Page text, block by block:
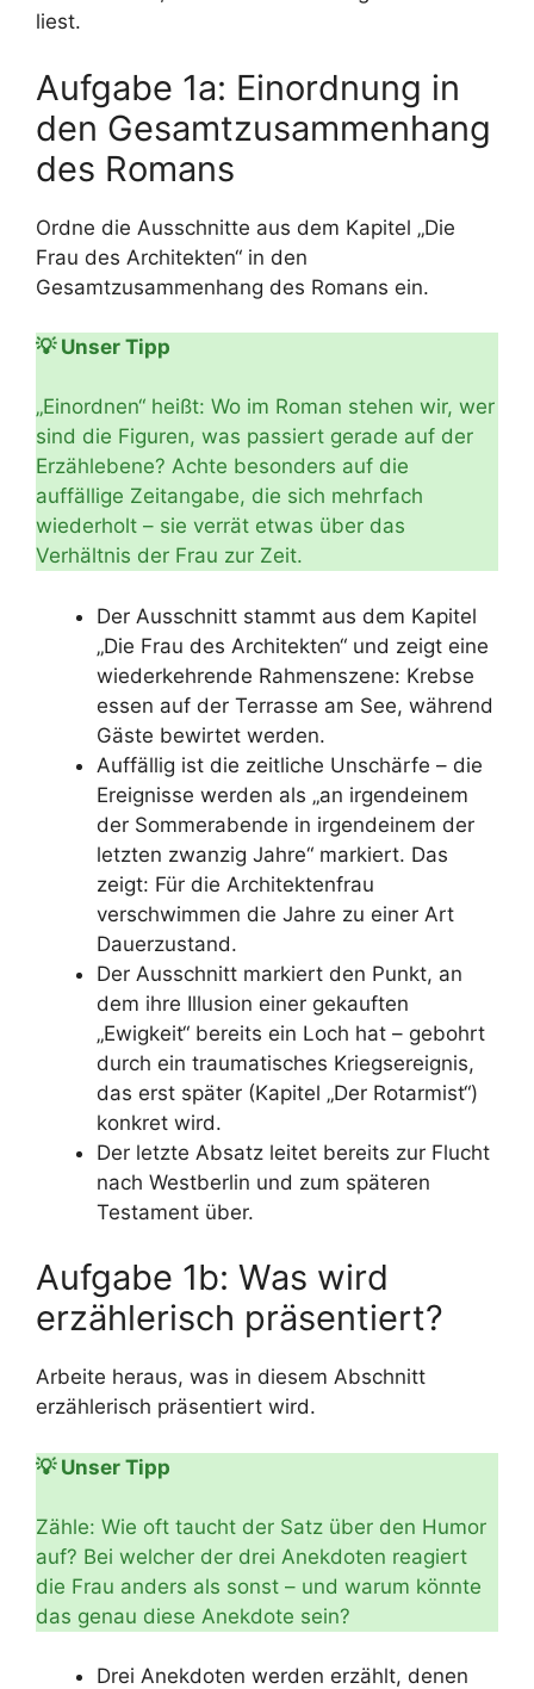
liest.
Aufgabe 1a: Einordnung in
den Gesamtzusammenhang
des Romans
Ordne die Ausschnitte aus dem Kapitel „Die
Frau des Architekten“ in den
Gesamtzusammenhang des Romans ein.
💡 Unser Tipp
„Einordnen“ heißt: Wo im Roman stehen wir, wer
sind die Figuren, was passiert gerade auf der
Erzählebene? Achte besonders auf die
auffällige Zeitangabe, die sich mehrfach
wiederholt – sie verrät etwas über das
Verhältnis der Frau zur Zeit.
Der Ausschnitt stammt aus dem Kapitel
„Die Frau des Architekten“ und zeigt eine
wiederkehrende Rahmenszene: Krebse
essen auf der Terrasse am See, während
Gäste bewirtet werden.
Auffällig ist die zeitliche Unschärfe – die
Ereignisse werden als „an irgendeinem
der Sommerabende in irgendeinem der
letzten zwanzig Jahre“ markiert. Das
zeigt: Für die Architektenfrau
verschwimmen die Jahre zu einer Art
Dauerzustand.
Der Ausschnitt markiert den Punkt, an
dem ihre Illusion einer gekauften
„Ewigkeit“ bereits ein Loch hat – gebohrt
durch ein traumatisches Kriegsereignis,
das erst später (Kapitel „Der Rotarmist“)
konkret wird.
Der letzte Absatz leitet bereits zur Flucht
nach Westberlin und zum späteren
Testament über.
Aufgabe 1b: Was wird
erzählerisch präsentiert?
Arbeite heraus, was in diesem Abschnitt
erzählerisch präsentiert wird.
💡 Unser Tipp
Zähle: Wie oft taucht der Satz über den Humor
auf? Bei welcher der drei Anekdoten reagiert
die Frau anders als sonst – und warum könnte
das genau diese Anekdote sein?
Drei Anekdoten werden erzählt, denen